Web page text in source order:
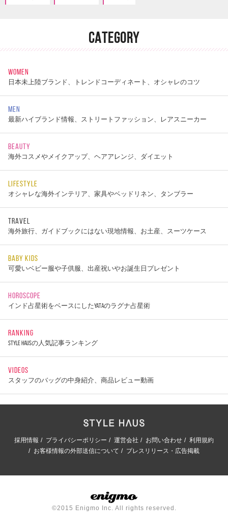
CATEGORY
WOMEN
日本未上陸ブランド、トレンドコーディネート、オシャレのコツ
MEN
最新ハイブランド情報、ストリートファッション、レアスニーカー
BEAUTY
海外コスメやメイクアップ、ヘアアレンジ、ダイエット
LIFESTYLE
オシャレな海外インテリア、家具やベッドリネン、タンブラー
TRAVEL
海外旅行、ガイドブックにはない現地情報、お土産、スーツケース
BABY KIDS
可愛いベビー服や子供服、出産祝いやお誕生日プレゼント
HOROSCOPE
インド占星術をベースにしたYATAのラグナ占星術
RANKING
STYLE HAUSの人気記事ランキング
VIDEOS
スタッフのバッグの中身紹介、商品レビュー動画
採用情報 プライバシーポリシー 運営会社 お問い合わせ
利用規約
お客様情報の外部送信について
プレスリリース・広告掲載
©2015 Enigmo Inc. All rights reserved.